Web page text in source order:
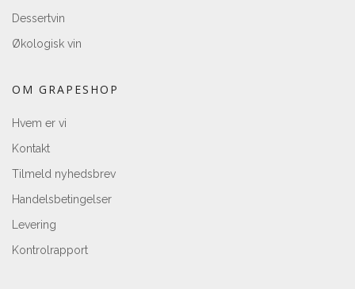
Dessertvin
Økologisk vin
OM GRAPESHOP
Hvem er vi
Kontakt
Tilmeld nyhedsbrev
Handelsbetingelser
Levering
Kontrolrapport